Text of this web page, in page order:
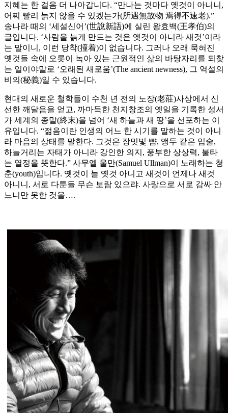
지혜는 한 걸음 더 나아갑니다. “만나는 것마다 옛것이 아니니,
어찌 빨리 늙지 않을 수 있겠는가(所遇無故物 焉得不速老).”
송나라 때의 ‘세설신어’(世說新語)에 실린 왕효백(王孝伯)의
글입니다. ‘사람을 늙게 만드는 것은 옛것이 아니라 새것’이라
는 말이니, 이런 당착(撞着)이 없습니다. 그러나 오래 묵혀진
옛것들 속에 오롯이 녹아 있는 근원적인 삶의 바탕자리를 되찾
는 일이야말로 ‘오래된 새로움’(The ancient newness), 그 역설의
비의(秘義)일 수 있습니다.
현대의 새로운 철학들이 수천 년 전의 노장(老莊)사상에서 신
선한 깨달음을 얻고, 까마득한 천지창조의 옛일을 기록한 성서
가 세계의 종말(終末)을 넘어 ‘새 하늘과 새 땅’을 선포하는 이
유입니다. “젊음이란 인생의 어느 한 시기를 말하는 것이 아니
라 마음의 상태를 말한다. 그것은 장밋빛 뺨, 앵두 같은 입술,
하늘거리는 자태가 아니라 강인한 의지, 풍부한 상상력, 불타
는 열정을 뜻한다.” 사무엘 울만(Samuel Ullman)이 노래하는 청
춘(youth)입니다. 옛것이 늘 옛것 아니고 새것이 언제나 새것
아니니, 서로 다툰들 무슨 보람 있으랴. 사랑으로 서로 감싸 안
느니만 못한 것을….